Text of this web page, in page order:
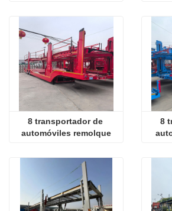
8 transportador de
automóviles remolque
8